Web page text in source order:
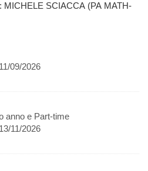
MICHELE SCIACCA (PA MATH-
09/2026
anno e Part-time
11/2026